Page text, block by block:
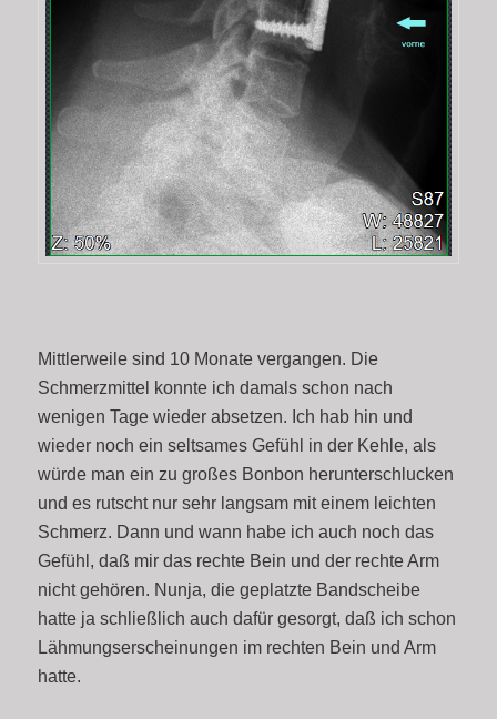
Mittlerweile sind 10 Monate vergangen. Die
Schmerzmittel konnte ich damals schon nach
wenigen Tage wieder absetzen. Ich hab hin und
wieder noch ein seltsames Gefühl in der Kehle, als
würde man ein zu großes Bonbon herunterschlucken
und es rutscht nur sehr langsam mit einem leichten
Schmerz. Dann und wann habe ich auch noch das
Gefühl, daß mir das rechte Bein und der rechte Arm
nicht gehören. Nunja, die geplatzte Bandscheibe
hatte ja schließlich auch dafür gesorgt, daß ich schon
Lähmungserscheinungen im rechten Bein und Arm
hatte.